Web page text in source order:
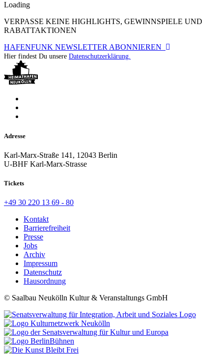
Loading
VERPASSE KEINE HIGHLIGHTS, GEWINNSPIELE UND
RABATTAKTIONEN
HAFENFUNK NEWSLETTER ABONNIEREN
Hier findest Du unsere Datenschutzerklärung.
Adresse
Karl-Marx-Straße 141, 12043 Berlin
U-BHF Karl-Marx-Strasse
Tickets
+49 30 220 13 69 - 80
Kontakt
Barrierefreiheit
Presse
Jobs
Archiv
Impressum
Datenschutz
Hausordnung
© Saalbau Neukölln Kultur & Veranstaltungs GmbH